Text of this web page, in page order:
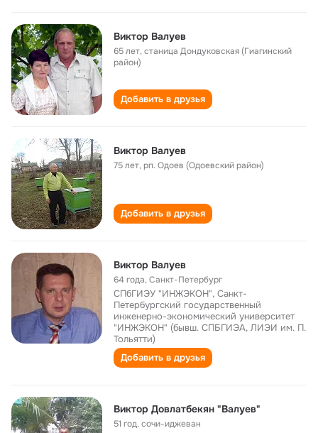
Виктор Валуев
65 лет,станица Дондуковская (Гиагинский
район)
Добавить в друзья
Виктор Валуев
75 лет,рп. Одоев (Одоевский район)
Добавить в друзья
Виктор Валуев
64 года,Санкт-Петербург
СПбГИЭУ "ИНЖЭКОН", Санкт-
Петербургский государственный
инженерно-экономический университет
"ИНЖЭКОН" (бывш. СПБГИЭА, ЛИЭИ им. П.
Тольятти)
Добавить в друзья
Виктор Довлатбекян "Валуев"
51 год,сочи-иджеван